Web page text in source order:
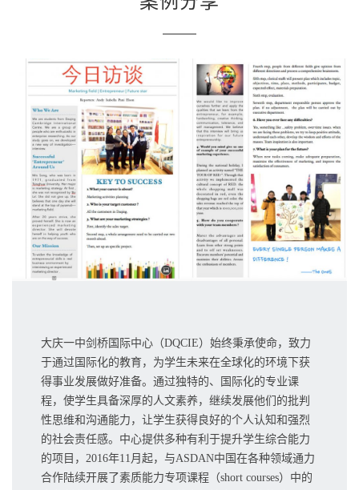
大庆一中剑桥国际中心（DQCIE）始终秉承使命，致力
于通过国际化的教育，为学生未来在全球化的环境下获
得事业发展做好准备。通过独特的、国际化的专业课
程，使学生具备深厚的人文素养，继续发展他们的批判
性思维和沟通能力，让学生获得良好的个人认知和强烈
的社会责任感。中心提供多种有利于提升学生综合能力
的项目，2016年11月起，与ASDAN中国在各种领域通力
合作陆续开展了素质能力专项课程（short courses）中的